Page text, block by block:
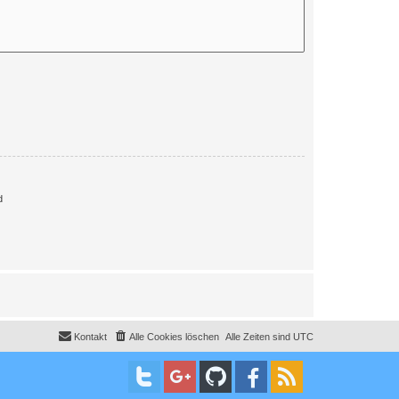
Alle Zeiten sind UTC
Alle Cookies löschen
Kontakt